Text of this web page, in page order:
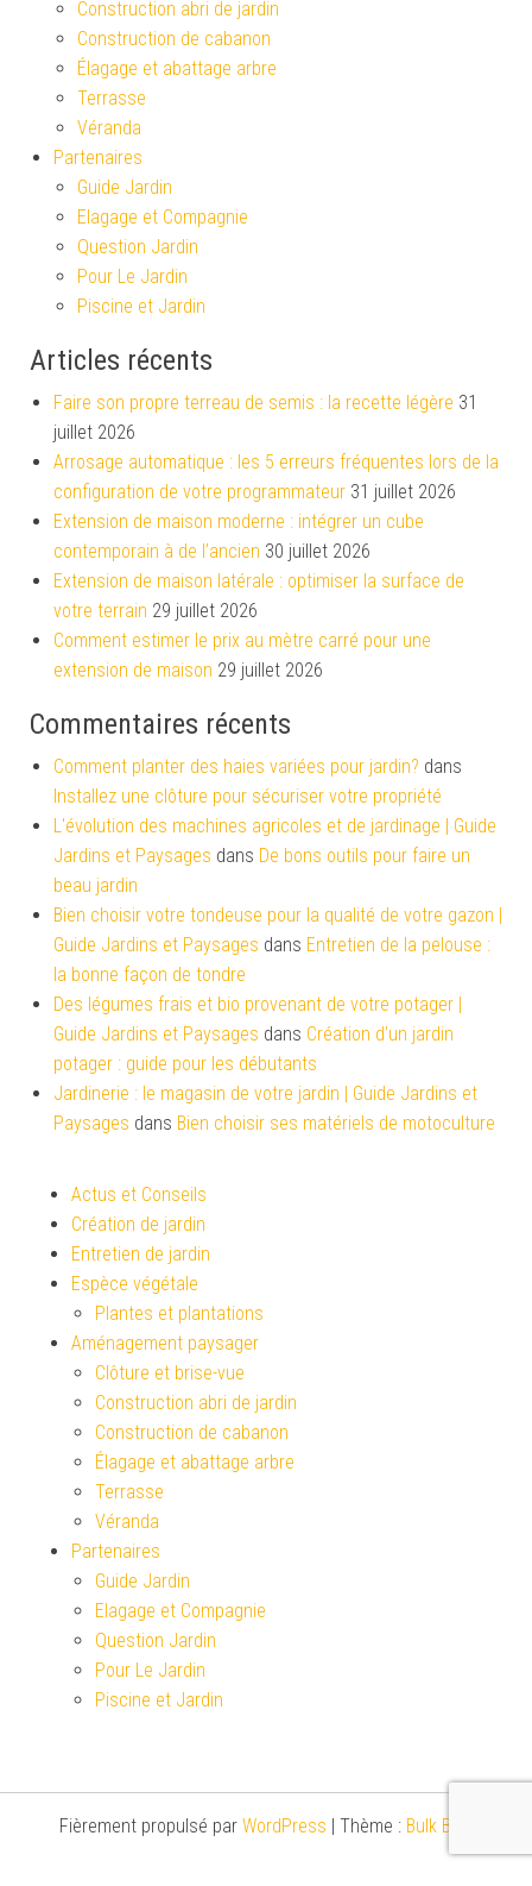
Construction abri de jardin
Construction de cabanon
Élagage et abattage arbre
Terrasse
Véranda
Partenaires
Guide Jardin
Elagage et Compagnie
Question Jardin
Pour Le Jardin
Piscine et Jardin
Articles récents
Faire son propre terreau de semis : la recette légère 31
juillet 2026
Arrosage automatique : les 5 erreurs fréquentes lors de la
configuration de votre programmateur 31 juillet 2026
Extension de maison moderne : intégrer un cube
contemporain à de l’ancien 30 juillet 2026
Extension de maison latérale : optimiser la surface de
votre terrain 29 juillet 2026
Comment estimer le prix au mètre carré pour une
extension de maison 29 juillet 2026
Commentaires récents
Comment planter des haies variées pour jardin? dans
Installez une clôture pour sécuriser votre propriété
L'évolution des machines agricoles et de jardinage | Guide
Jardins et Paysages dans De bons outils pour faire un
beau jardin
Bien choisir votre tondeuse pour la qualité de votre gazon |
Guide Jardins et Paysages dans Entretien de la pelouse :
la bonne façon de tondre
Des légumes frais et bio provenant de votre potager |
Guide Jardins et Paysages dans Création d’un jardin
potager : guide pour les débutants
Jardinerie : le magasin de votre jardin | Guide Jardins et
Paysages dans Bien choisir ses matériels de motoculture
Actus et Conseils
Création de jardin
Entretien de jardin
Espèce végétale
Plantes et plantations
Aménagement paysager
Clôture et brise-vue
Construction abri de jardin
Construction de cabanon
Élagage et abattage arbre
Terrasse
Véranda
Partenaires
Guide Jardin
Elagage et Compagnie
Question Jardin
Pour Le Jardin
Piscine et Jardin
Fièrement propulsé par WordPress | Thème : Bulk Blog